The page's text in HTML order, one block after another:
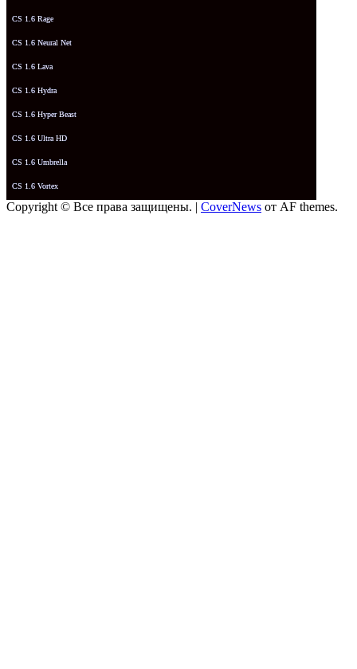
CS 1.6 Rage
CS 1.6 Neural Net
CS 1.6 Lava
CS 1.6 Hydra
CS 1.6 Hyper Beast
CS 1.6 Ultra HD
CS 1.6 Umbrella
CS 1.6 Vortex
Copyright © Все права защищены. | CoverNews от AF themes.